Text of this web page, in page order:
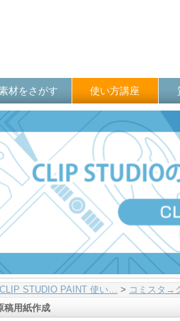
材をさがす 使い方講座
CLIP STUDIO PAINT 使い… > コミスタ→
稿用紙作成